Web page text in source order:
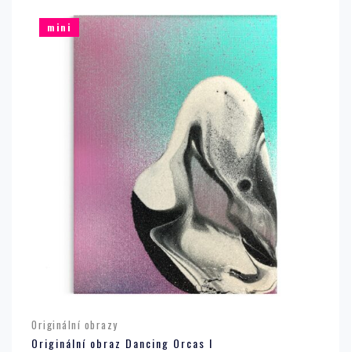
mini
Originální obrazy
Originální obraz Dancing Orcas I